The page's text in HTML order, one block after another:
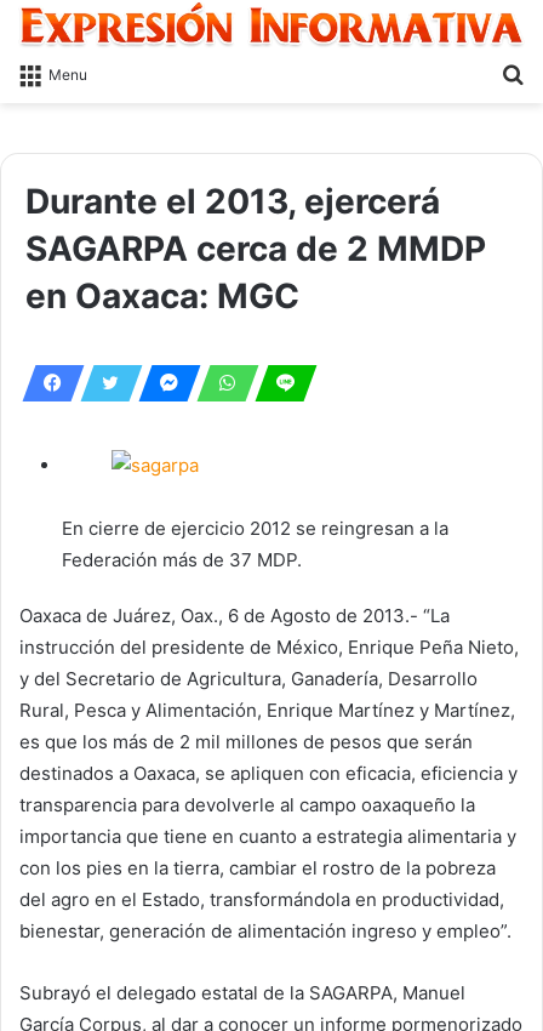
Menu
Durante el 2013, ejercerá
SAGARPA cerca de 2 MMDP
en Oaxaca: MGC
En cierre de ejercicio 2012 se reingresan a la
Federación más de 37 MDP.
Oaxaca de Juárez, Oax., 6 de Agosto de 2013.- “La
instrucción del presidente de México, Enrique Peña Nieto,
y del Secretario de Agricultura, Ganadería, Desarrollo
Rural, Pesca y Alimentación, Enrique Martínez y Martínez,
es que los más de 2 mil millones de pesos que serán
destinados a Oaxaca, se apliquen con eficacia, eficiencia y
transparencia para devolverle al campo oaxaqueño la
importancia que tiene en cuanto a estrategia alimentaria y
con los pies en la tierra, cambiar el rostro de la pobreza
del agro en el Estado, transformándola en productividad,
bienestar, generación de alimentación ingreso y empleo”.
Subrayó el delegado estatal de la SAGARPA, Manuel
García Corpus, al dar a conocer un informe pormenorizado